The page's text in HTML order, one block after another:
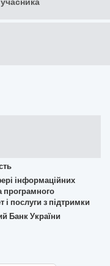
інформаційних
програмного
і послуги з підтримки
Банк України